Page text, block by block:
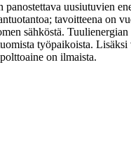
uusiutuvien
tavoitteena
sähköstä.
työpaikoista.
on ilmaista.